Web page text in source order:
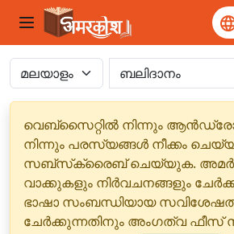
വെബ്‌സൈറ്റിൽ നിന്നും
നിന്നും പരസ്യങ്ങൾ നീക്കം
സബ്‌സ്‌ക്രൈബ് ചെയ്യുക.
വാക്കുകളും നിർവചനങ്ങളും
ഭാഷാ സംബന്ധിയായ
ചേർക്കുന്നതിനും അംഗത്വ ഫീസ്